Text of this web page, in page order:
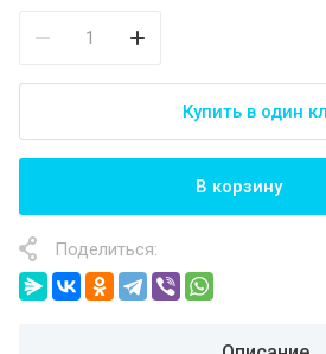
В корзину
Купить в один
Поделиться: